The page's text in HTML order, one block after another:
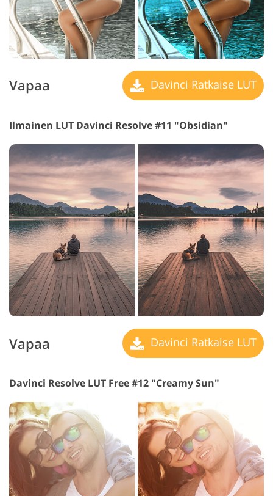
Vapaa Davinci Ratkaise LUT
Ilmainen LUT Davinci Resolve #11 "Obsidian"
Vapaa Davinci Ratkaise LUT
Davinci Resolve LUT Free #12 "Creamy Sun"